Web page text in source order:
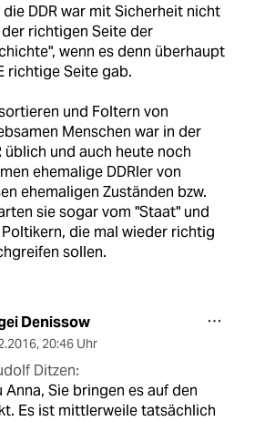
die DDR war mit Sicherheit nicht
richtigen Seite der
wenn es denn überhaupt
richtige Seite gab.
und Foltern von
Menschen war in der
üblich und auch heute noch
ehemalige DDRler von
ehemaligen Zuständen bzw.
sie sogar vom "Staat" und
die mal wieder richtig
sollen.
Denissow
, 20:46 Uhr
Ditzen:
Anna, Sie bringen es auf den
Es ist mittlerweile tatsächlich